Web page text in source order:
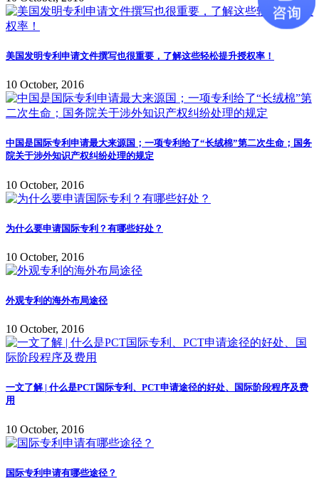
美国发明专利申请文件撰写也很重要，了解这些轻松提升授权率！
10 October, 2016
中国是国际专利申请最大来源国；一项专利给了“长绒棉”第二次生命；国务
院关于涉外知识产权纠纷处理的规定
10 October, 2016
为什么要申请国际专利？有哪些好处？
10 October, 2016
外观专利的海外布局途径
10 October, 2016
一文了解 | 什么是PCT国际专利、PCT申请途径的好处、国际阶段程序及费
用
10 October, 2016
国际专利申请有哪些途径？